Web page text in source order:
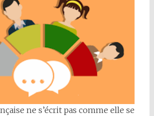
ne s’écrit pas comme elle se